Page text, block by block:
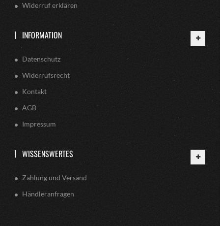
Widerruf erklären
INFORMATION
Datenschutz
Widerrufsrecht
Kontakt
AGB
Impressum
WISSENSWERTES
Zahlung und Versand
Händleranfragen